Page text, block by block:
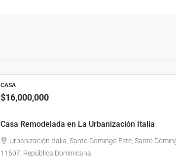
CASA
$16,000,000
Casa Remodelada en La Urbanización Italia
Urbanización Italia, Santo Domingo Este, Santo
11507, República Dominicana